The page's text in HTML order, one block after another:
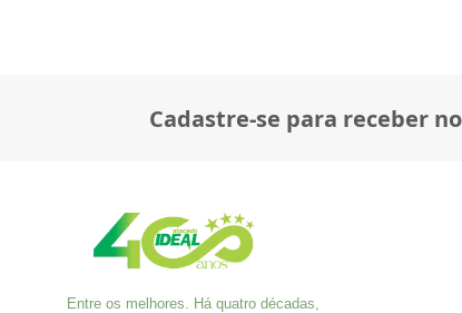
Cadastre-se para receber
Entre os melhores. Há quatro décadas,